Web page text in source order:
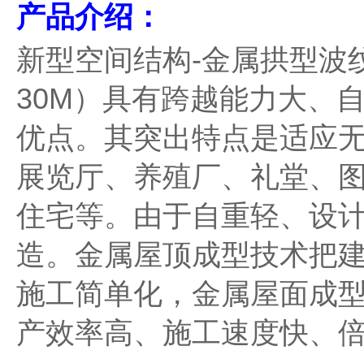
产品介绍：
新型空间结构-金属拱型波
30M）具有跨越能力大、
优点。其突出特点是适应
展览厅、养殖厂、礼堂、
住宅等。由于自重轻、设
造。金属屋顶成型技术把
施工简单化，金属屋面成
产效率高、施工速度快、